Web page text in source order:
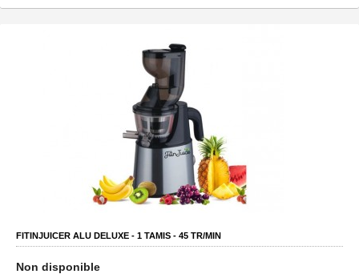
FITINJUICER ALU DELUXE - 1 TAMIS - 45 TR/MIN
Non disponible